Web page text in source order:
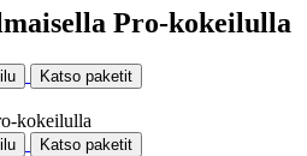
Pro-kokeilulla
Katso paketit
kokeilulla
Katso paketit